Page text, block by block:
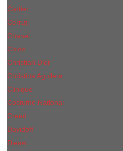
Cartier
Cerruti
Сhanеl
Chloe
Christian Dior
Christina Aguilera
Сliniquе
Costume National
Creed
Davidoff
Diesel